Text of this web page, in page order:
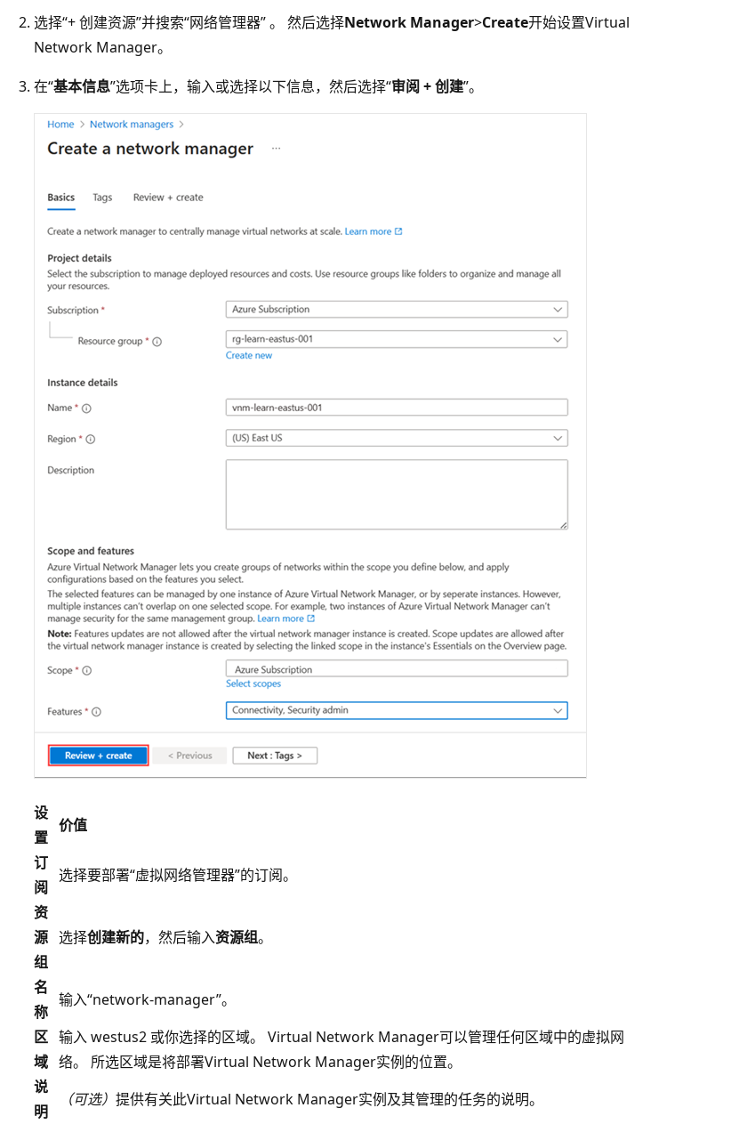
选择“+ 创建资源”并搜索“网络管理器” 。 然后选择Network Manager>Create开始设置Virtual
Network Manager。
在“基本信息”选项卡上，输入或选择以下信息，然后选择“审阅 + 创建”。
设
置
价值
订
阅
选择要部署“虚拟网络管理器”的订阅。
资
源
组
选择创建新的，然后输入资源组。
名
称
输入“network-manager”。
区
域
输入 westus2 或你选择的区域。 Virtual Network Manager可以管理任何区域中的虚拟网
络。 所选区域是将部署Virtual Network Manager实例的位置。
说
明
（可选） 提供有关此Virtual Network Manager实例及其管理的任务的说明。